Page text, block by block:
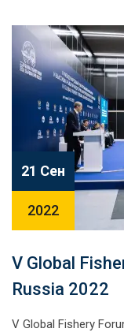
21 Сен
2022
V Global
Russia 2022
V Global Fishery